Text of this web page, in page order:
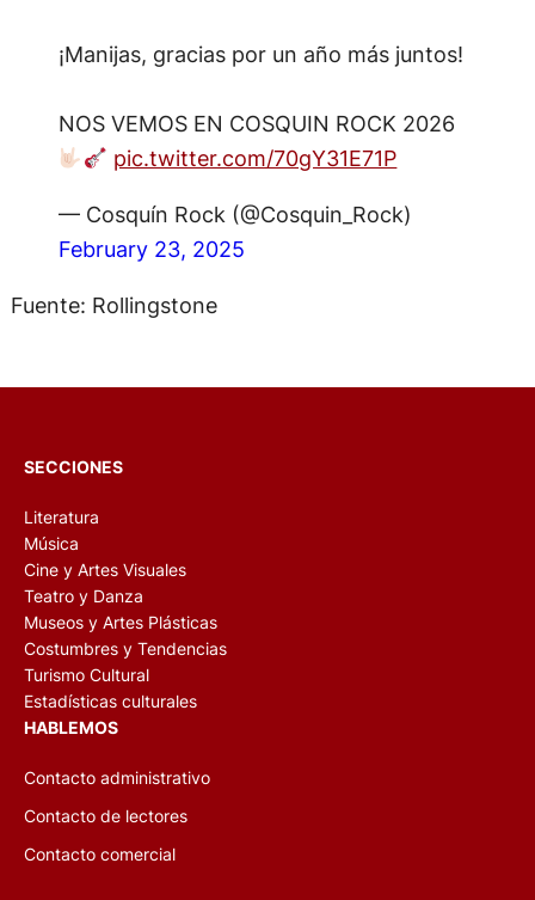
¡Manijas, gracias por un año más juntos!
NOS VEMOS EN COSQUIN ROCK 2026
pic.twitter.com/70gY31E71P
— Cosquín Rock (@Cosquin_Rock)
February 23, 2025
Fuente: Rollingstone
SECCIONES
Literatura
Música
Cine y Artes Visuales
Teatro y Danza
Museos y Artes Plásticas
Costumbres y Tendencias
Turismo Cultural
Estadísticas culturales
HABLEMOS
Contacto administrativo
Contacto de lectores
Contacto comercial